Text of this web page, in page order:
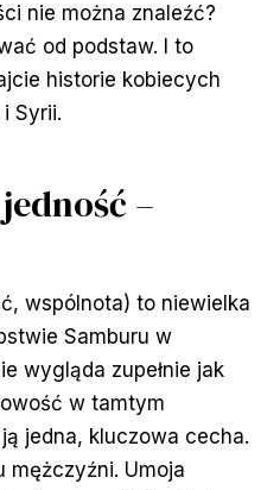
nie można znaleźć?
od podstaw. I to
historie kobiecych
Syrii.
–
wspólnota) to niewielka
Samburu w
wygląda zupełnie jak
w tamtym
jedna, kluczowa cecha.
mężczyźni. Umoja